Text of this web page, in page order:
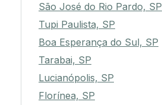
São José do Rio Pardo, SP
Tupi Paulista, SP
Boa Esperança do Sul, SP
Tarabai, SP
Lucianópolis, SP
Florínea, SP